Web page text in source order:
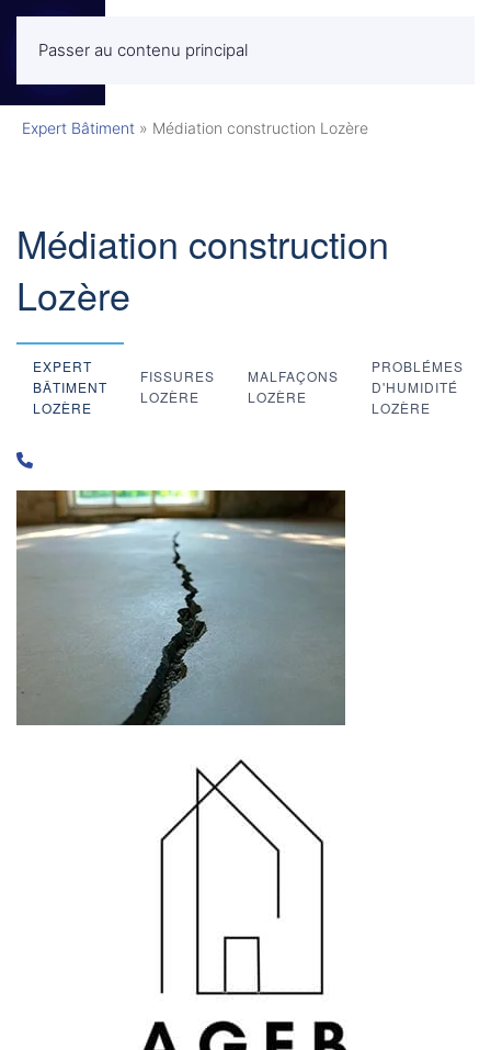
Passer au contenu principalMENU
Expert Bâtiment » Médiation construction Lozère
Médiation construction
Lozère
EXPERT
BÂTIMENT
LOZÈRE
FISSURES
LOZÈRE
MALFAÇONS
LOZÈRE
PROBLÉMES
D'HUMIDITÉ
LOZÈRE